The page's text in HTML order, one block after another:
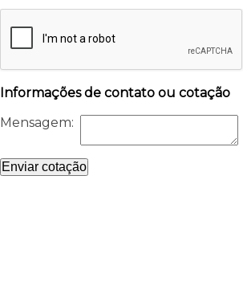
Informações de contato ou cotação
Mensagem:
Enviar cotação